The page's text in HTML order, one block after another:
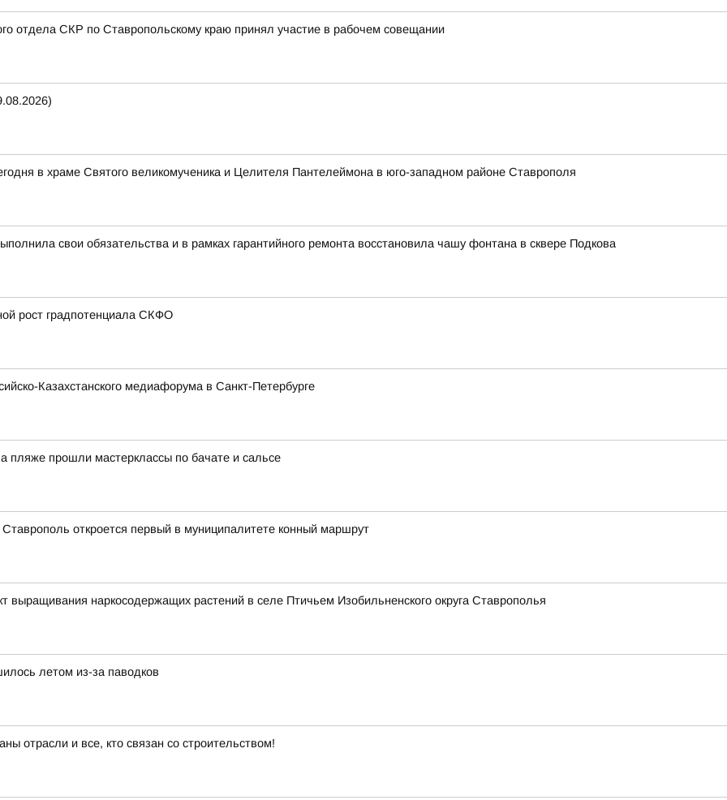
отдела СКР по Ставропольскому краю принял участие в рабочем совещании
в храме Святого великомученика и Целителя Пантелеймона в юго-западном районе Ставрополя
свои обязательства и в рамках гарантийного ремонта восстановила чашу фонтана в сквере Подкова
рост градпотенциала СКФО
Казахстанского медиафорума в Санкт-Петербурге
прошли мастерклассы по бачате и сальсе
откроется первый в муниципалитете конный маршрут
наркосодержащих растений в селе Птичьем Изобильненского округа Ставрополья
летом из-за паводков
отрасли и все, кто связан со строительством!